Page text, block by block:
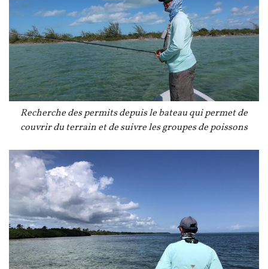
Légende
Recherche des permits depuis le bateau qui permet de
couvrir du terrain et de suivre les groupes de poissons
Image